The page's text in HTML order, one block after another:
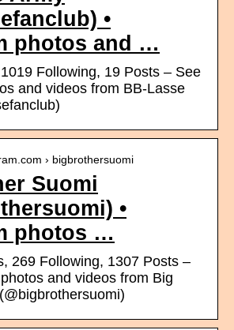
•
photos and …
Following, 19 Posts – See
and videos from BB-Lasse
› bigbrothersuomi
Suomi
•
photos …
269 Following, 1307 Posts –
and videos from Big